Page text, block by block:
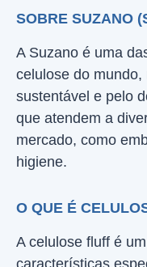
SOBRE SUZANO
A Suzano é uma
celulose do
sustentável e pelo
que atendem a
mercado, como
higiene.
O QUE É
A celulose fluff é
características